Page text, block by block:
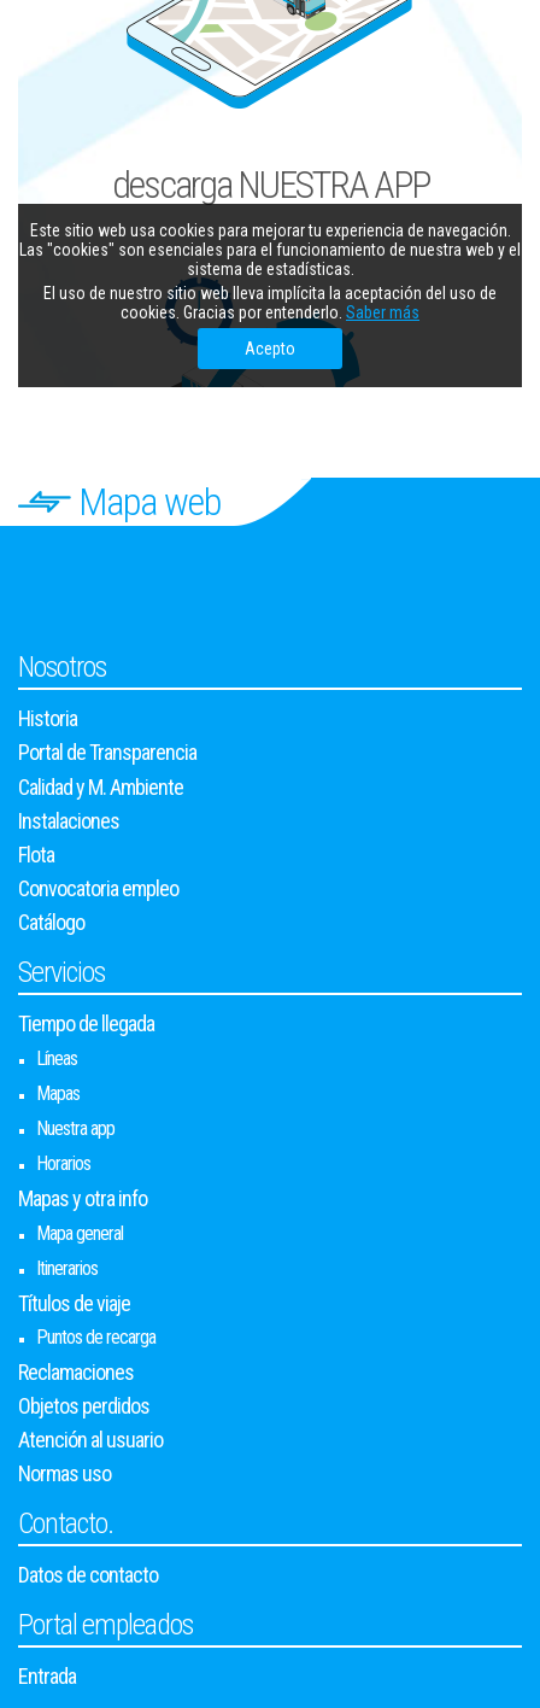
Mapa web
Nosotros
Historia
Portal de Transparencia
Calidad y M. Ambiente
Instalaciones
Flota
Convocatoria empleo
Catálogo
Servicios
Tiempo de llegada
Líneas
Mapas
Nuestra app
Horarios
Mapas y otra info
Mapa general
Itinerarios
Títulos de viaje
Puntos de recarga
Reclamaciones
Objetos perdidos
Atención al usuario
Normas uso
Contacto.
Datos de contacto
Portal empleados
Entrada